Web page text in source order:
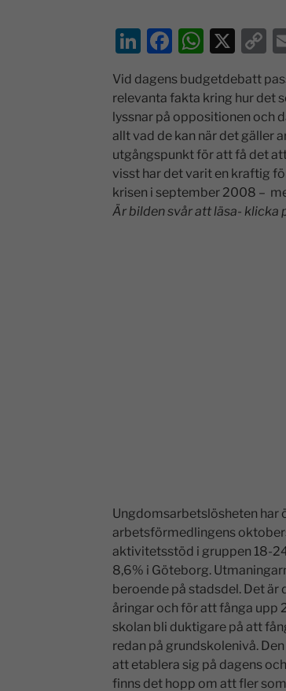
Li
n
k
e
dI
n
F
a
c
e
b
o
o
k
W
at
s
A
p
p
X
C
p
y
n
k
Vid dagens budgetdebatt
relevanta fakta kring hur det
lyssnar på oppositionen och
allt vad de kan när det gäller
utgångspunkt för att få det
visst har det varit en kraftig
krisen i september 2008 –
Är bilden svår att läsa- klicka
Ungdomsarbetslösheten har
arbetsförmedlingens
aktivitetsstöd i gruppen 18-
8,6% i Göteborg.
beroende på stadsdel. Det är
åringar och för att fånga upp
skolan bli duktigare på att
redan på grundskolenivå.
att etablera sig på dagens
finns det hopp om att fler